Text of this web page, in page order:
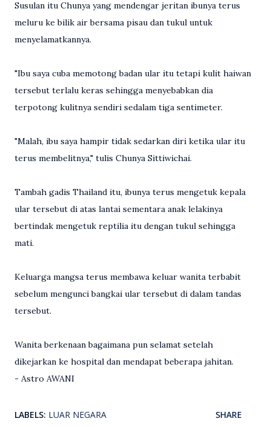
Susulan itu Chunya yang mendengar jeritan ibunya terus
meluru ke bilik air bersama pisau dan tukul untuk
menyelamatkannya.
"Ibu saya cuba memotong badan ular itu tetapi kulit haiwan
tersebut terlalu keras sehingga menyebabkan dia
terpotong kulitnya sendiri sedalam tiga sentimeter.
"Malah, ibu saya hampir tidak sedarkan diri ketika ular itu
terus membelitnya," tulis Chunya Sittiwichai.
Tambah gadis Thailand itu, ibunya terus mengetuk kepala
ular tersebut di atas lantai sementara anak lelakinya
bertindak mengetuk reptilia itu dengan tukul sehingga
mati.
Keluarga mangsa terus membawa keluar wanita terbabit
sebelum mengunci bangkai ular tersebut di dalam tandas
tersebut.
Wanita berkenaan bagaimana pun selamat setelah
dikejarkan ke hospital dan mendapat beberapa jahitan.
- Astro AWANI
LABELS: LUAR NEGARA SHARE